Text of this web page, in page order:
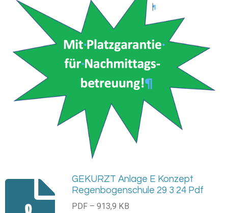
GEKURZT Anlage E Konzept
Regenbogenschule 29 3 24 Pdf
PDF – 913,9 KB